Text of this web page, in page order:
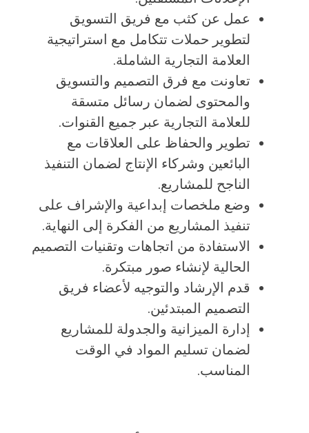
عمل عن كثب مع فريق التسويق
لتطوير حملات تتكامل مع استراتيجية
العلامة التجارية الشاملة.
تعاونت مع فرق التصميم والتسويق
والمحتوى لضمان رسائل متسقة
للعلامة التجارية عبر جميع القنوات.
تطوير والحفاظ على العلاقات مع
البائعين وشركاء الإنتاج لضمان التنفيذ
الناجح للمشاريع.
وضع ملخصات إبداعية والإشراف على
تنفيذ المشاريع من الفكرة إلى النهاية.
الاستفادة من اتجاهات وتقنيات التصميم
الحالية لإنشاء صور مبتكرة.
قدم الإرشاد والتوجيه لأعضاء فريق
التصميم المبتدئين.
إدارة الميزانية والجدولة للمشاريع
لضمان تسليم المواد في الوقت
المناسب.